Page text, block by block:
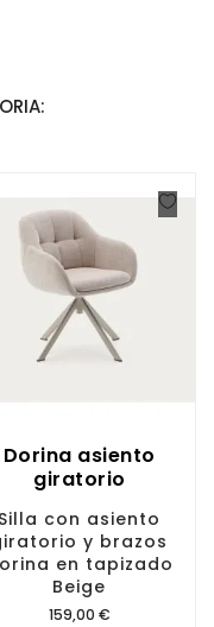
Dorina asiento
giratorio
Silla con asiento
y brazos
en tapizado
Beige
Precio
159,00 €